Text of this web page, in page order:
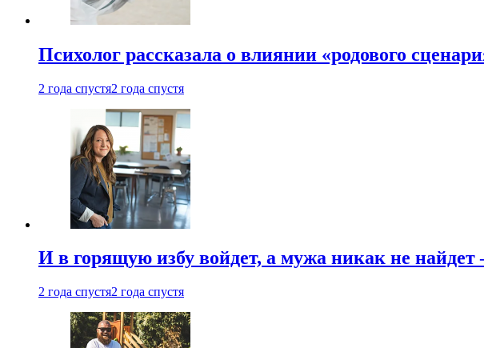
Психолог рассказала о влиянии «родового
2 года спустя2 года спустя
И в горящую избу войдет, а мужа никак не
2 года спустя2 года спустя